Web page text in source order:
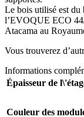
Le bois utilisé est du
l’EVOQUE ECO
Atacama au
Vous trouverez
Informations
Épaisseur de
Couleur des